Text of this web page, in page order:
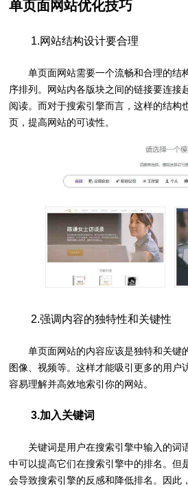
单页面网站优化技巧
1.网站结构设计要合理
单页面网站需要一个流畅和合理的结
序排列。网站内各版块之间的链接要连接
阅读。而对于搜索引擎而言，这样的结构
页，提高网站的可读性。
2.强调内容的独特性和关键性
单页面网站的内容应该是独特和关键
图像、视频等。这样才能吸引更多的用户
容易理解并高效地索引你的网站。
3.加入关键词
关键词是用户在搜索引擎中输入的词
中可以提高它们在搜索引擎中的排名。但
会导致搜索引擎的反感和降低排名。因此